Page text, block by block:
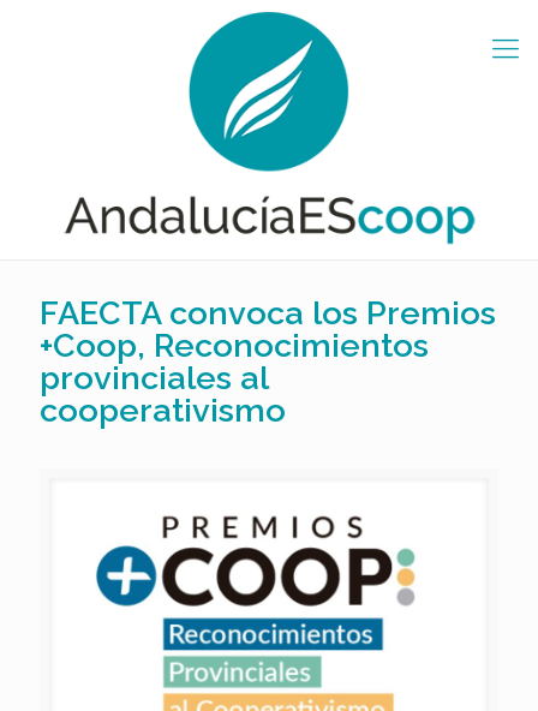
FAECTA convoca los Premios
+Coop, Reconocimientos
provinciales al
cooperativismo